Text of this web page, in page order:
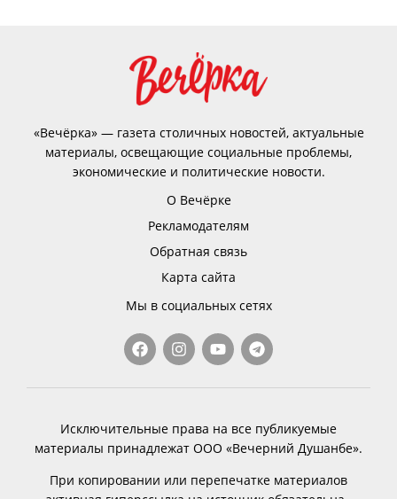
«Вечёрка» — газета столичных новостей, актуальные
материалы, освещающие социальные проблемы,
экономические и политические новости.
О Вечёрке
Рекламодателям
Обратная связь
Карта сайта
Мы в социальных сетях
Исключительные права на все публикуемые
материалы принадлежат ООО «Вечерний Душанбе».
При копировании или перепечатке материалов